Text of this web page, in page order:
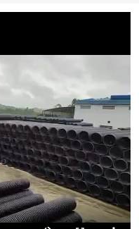
钢丝骨架管
MPP电力通信管
塑PPR管
塑家装红蓝线管